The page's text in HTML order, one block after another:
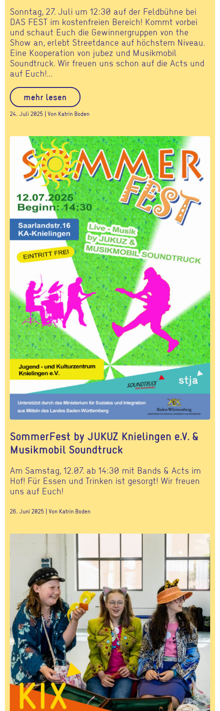
Sonntag, 27. Juli um 12:30 auf der Feldbühne bei
DAS FEST im kostenfreien Bereich! Kommt vorbei
und schaut Euch die Gewinnergruppen von the
Show an, erlebt Streetdance auf höchstem Niveau.
Eine Kooperation von jubez und Musikmobil
Soundtruck. Wir freuen uns schon auf die Acts und
auf Euch!…
mehr lesen
24. Juli 2025 | Von Katrin Boden
SommerFest by JUKUZ Knielingen e.V. &
Musikmobil Soundtruck
Am Samstag, 12.07. ab 14:30 mit Bands & Acts im
Hof! Für Essen und Trinken ist gesorgt! Wir freuen
uns auf Euch!
26. Juni 2025 | Von Katrin Boden